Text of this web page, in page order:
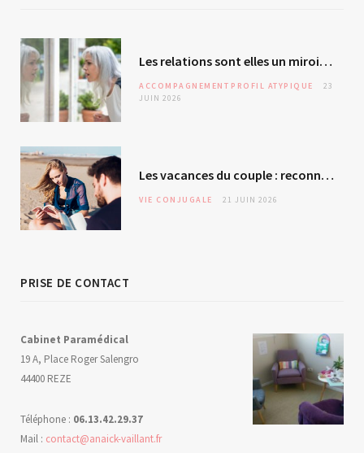
Les relations sont elles un miroir de soi ? L’autre – révélateur malgré lui ?
ACCOMPAGNEMENT PROFIL ATYPIQUE
23
JUIN 2026
Les vacances du couple : reconnexion ou évitement silencieux ?
VIE CONJUGALE 21 JUIN 2026
PRISE DE CONTACT
Cabinet Paramédical
19 A, Place Roger Salengro
44400 REZE
Téléphone : 06.13.42.29.37
Mail : contact@anaick-vaillant.fr